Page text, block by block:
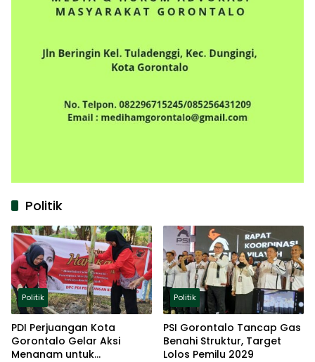
Politik
Politik
PDI Perjuangan Kota
Gorontalo Gelar Aksi
Menanam untuk
Politik
PSI Gorontalo Tancap Gas
Benahi Struktur, Target
Lolos Pemilu 2029